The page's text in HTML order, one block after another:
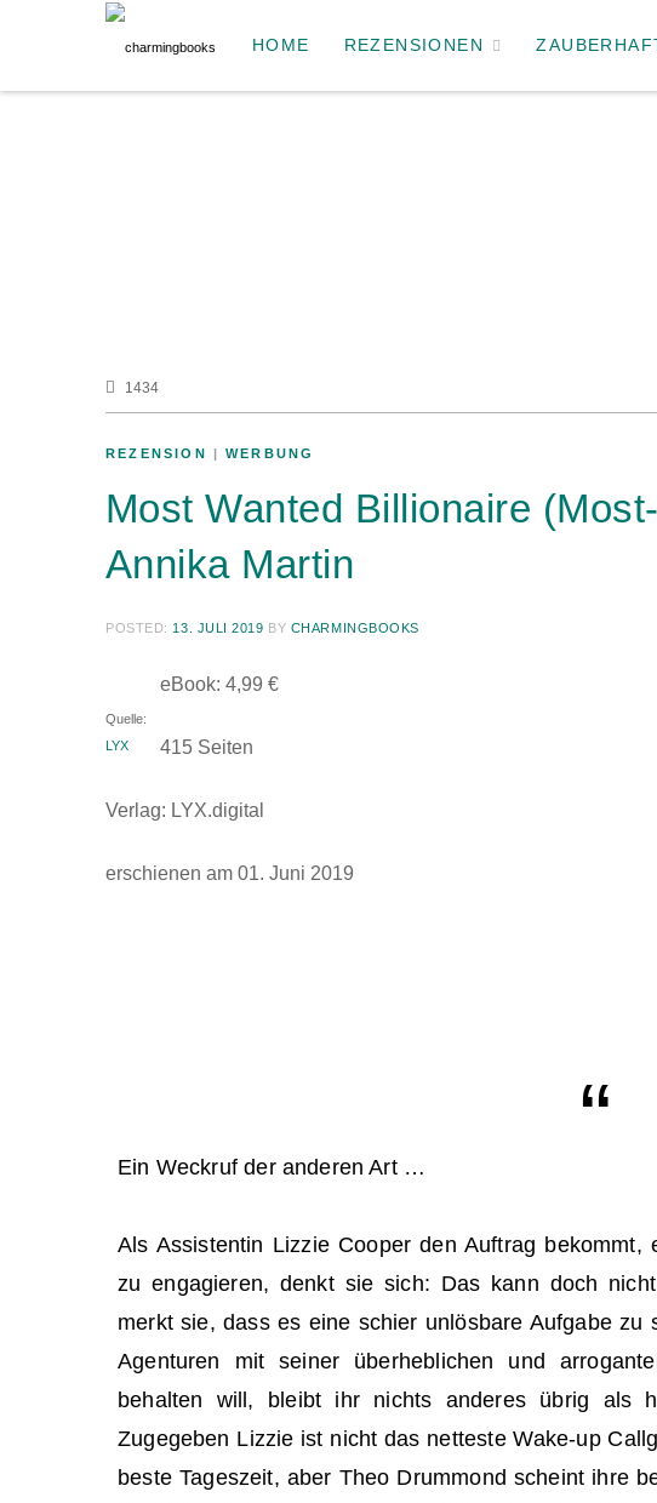
HOME REZENSIONEN
1434
REZENSION | WERBUNG
Most Wanted Billionaire
Annika Martin
POSTED: 13. JULI 2019 BY CHARMINGBOOKS
Quelle:
LYX
eBook: 4,99 €
415 Seiten
Verlag: LYX.digital
erschienen am 01. Juni 2019
Ein Weckruf der anderen Art …
Als Assistentin Lizzie Cooper den Auftrag
zu engagieren, denkt sie sich: Das kann doch
merkt sie, dass es eine schier unlösbare Aufgabe
Agenturen mit seiner überheblichen und
behalten will, bleibt ihr nichts anderes übrig als
Zugegeben Lizzie ist nicht das netteste Wake-up
beste Tageszeit, aber Theo Drummond scheint ihre